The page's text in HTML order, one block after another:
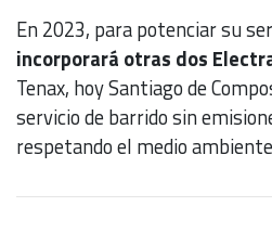
En 2023, para potenciar su
incorporará otras dos
Tenax, hoy Santiago de
servicio de barrido sin
respetando el medio